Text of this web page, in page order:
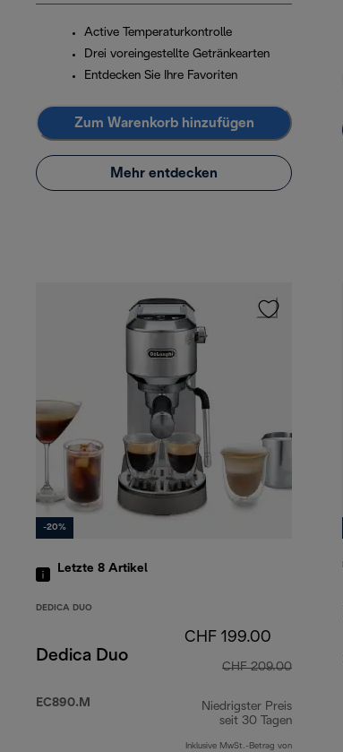
Active Temperaturkontrolle
Drei voreingestellte Getränkearten
Entdecken Sie Ihre Favoriten
Zum Warenkorb hinzufügen
Mehr entdecken
-20%
Letzte 8 Artikel
DEDICA DUO
Dedica Duo
EC890.M
CHF 199.00
CHF 209.00
Niedrigster Preis
seit 30 Tagen
Inklusive MwSt.-Betrag von